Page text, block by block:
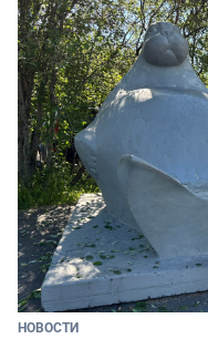
НОВОСТИ